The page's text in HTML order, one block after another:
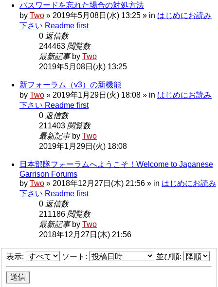
パスワードを忘れた場合の対処方法
by Two » 2019年5月08日(水) 13:25 » in はじめにお読み
下さい Readme first
0 返信数
244463 閲覧数
最新記事 by Two
2019年5月08日(水) 13:25
新フォーラム（v3）の新機能
by Two » 2019年1月29日(火) 18:08 » in はじめにお読み
下さい Readme first
0 返信数
211403 閲覧数
最新記事 by Two
2019年1月29日(火) 18:08
日本部隊フォーラムへようこそ！Welcome to Japanese
Garrison Forums
by Two » 2018年12月27日(木) 21:56 » in はじめにお読み
下さい Readme first
0 返信数
211186 閲覧数
最新記事 by Two
2018年12月27日(木) 21:56
表示: ソート: 並び順: